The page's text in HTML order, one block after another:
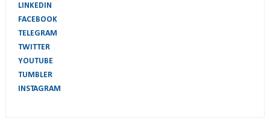
LINKEDIN
FACEBOOK
TELEGRAM
TWITTER
YOUTUBE
TUMBLER
INSTAGRAM